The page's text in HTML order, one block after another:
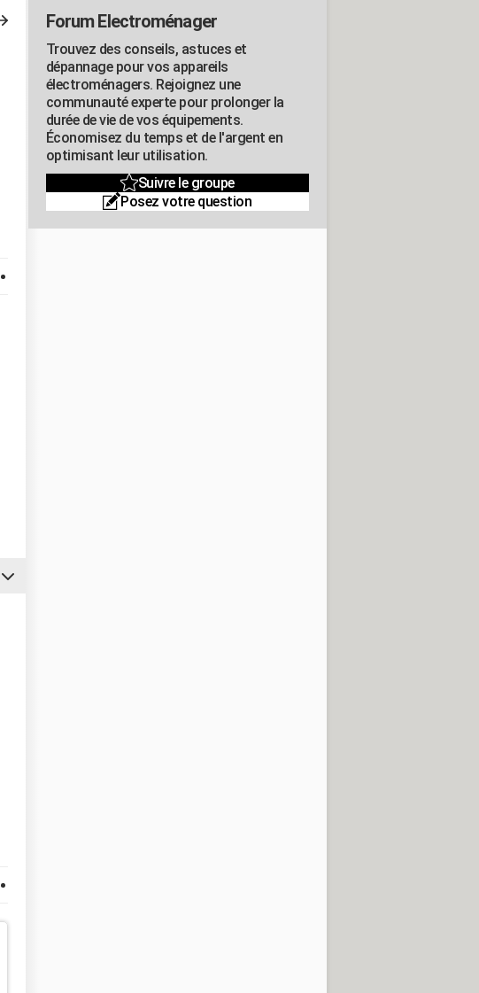
Forum Electroménager
Trouvez des conseils, astuces et
dépannage pour vos appareils
électroménagers. Rejoignez une
communauté experte pour prolonger la
durée de vie de vos équipements.
Économisez du temps et de l'argent en
optimisant leur utilisation.
Suivre le groupe
Posez votre question